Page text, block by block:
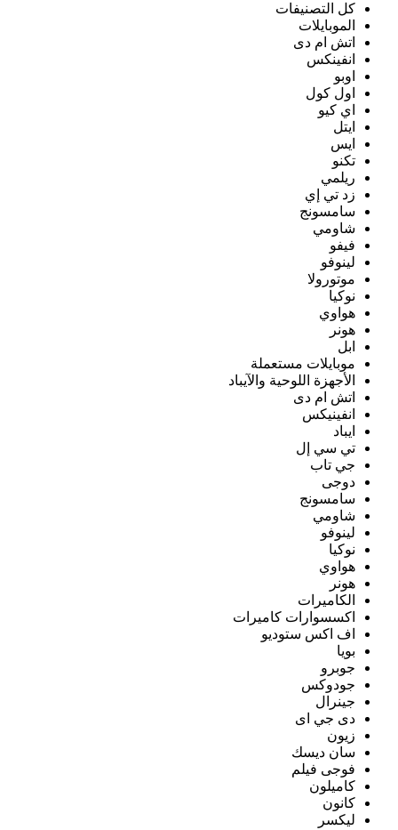
كل التصنيفات
الموبايلات
اتش ام دى
انفينكس
اوبو
اول كول
اي كيو
ايتل
ايس
تكنو
ريلمي
زد تي إي
سامسونج
شاومي
فيفو
لينوفو
موتورولا
نوكيا
هواوي
هونر
ابل
موبايلات مستعملة
الأجهزة اللوحية والآيباد
اتش ام دى
انفينيكس
ايباد
تي سي إل
جي تاب
دوجى
سامسونج
شاومي
لينوفو
نوكيا
هواوي
هونر
الكاميرات
اكسسوارات كاميرات
اف اكس ستوديو
بويا
جوبرو
جودوكس
جينرال
دى جي اى
زيون
سان ديسك
فوجى فيلم
كاميلون
كانون
ليكسر